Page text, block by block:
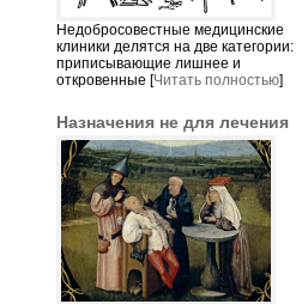
Недобросовестные медицинские
клиники делятся на две категории:
приписывающие лишнее и
откровенные [Читать полностью]
Назначения не для лечения